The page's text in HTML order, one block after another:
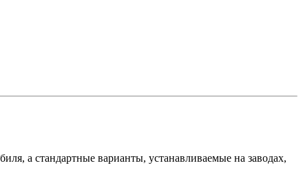
а стандартные варианты, устанавливаемые на заводах,